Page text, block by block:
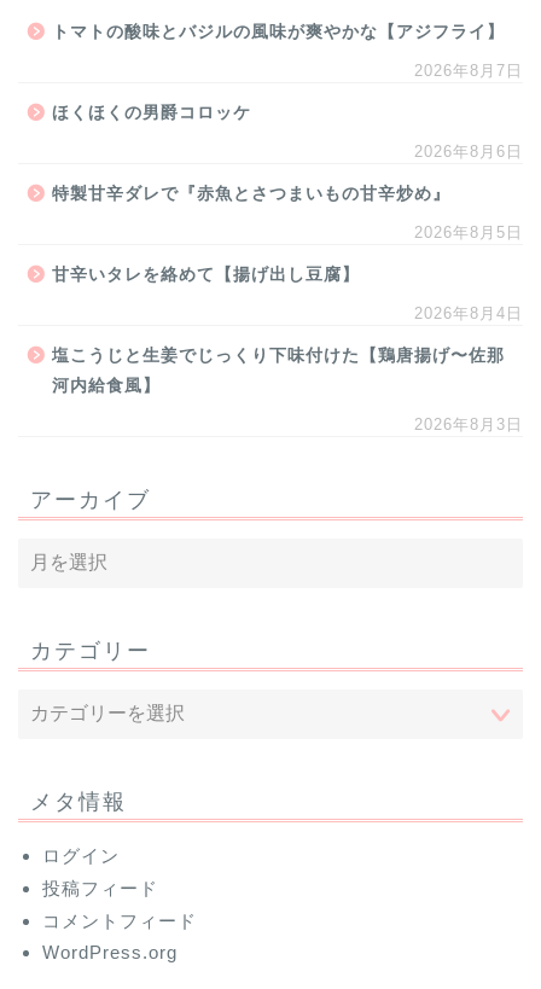
トマトの酸味とバジルの風味が爽やかな【アジフライ】
2026年8月7日
ほくほくの男爵コロッケ
2026年8月6日
特製甘辛ダレで『赤魚とさつまいもの甘辛炒め』
2026年8月5日
甘辛いタレを絡めて【揚げ出し豆腐】
2026年8月4日
塩こうじと生姜でじっくり下味付けた【鶏唐揚げ〜佐那
河内給食風】
2026年8月3日
アーカイブ
カテゴリー
メタ情報
ログイン
投稿フィード
コメントフィード
WordPress.org